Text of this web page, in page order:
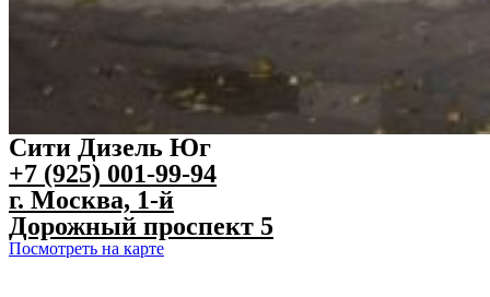
Сити Дизель Юг
+7 (925) 001-99-94
г. Москва, 1-й
Дорожный проспект 5
Посмотреть на карте